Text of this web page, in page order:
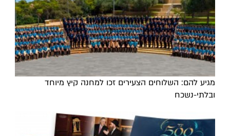
מגיע להם: השלוחים הצעירים זכו למחנה קיץ מיוחד
ובלתי-נשכח